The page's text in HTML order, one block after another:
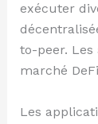
exécuter
to-peer. Les
marché
Les